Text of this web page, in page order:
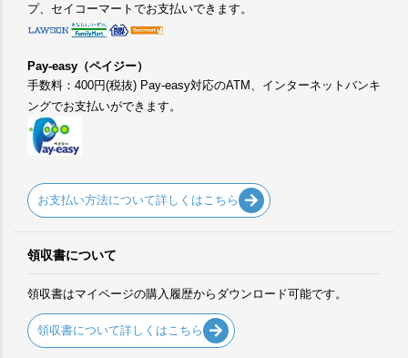
プ、セイコーマートでお支払いできます。
Pay-easy（ペイジー）
手数料：400円(税抜) Pay-easy対応のATM、インターネットバンキ
ングでお支払いができます。
お支払い方法について詳しくはこちら
領収書について
領収書はマイページの購入履歴からダウンロード可能です。
領収書について詳しくはこちら